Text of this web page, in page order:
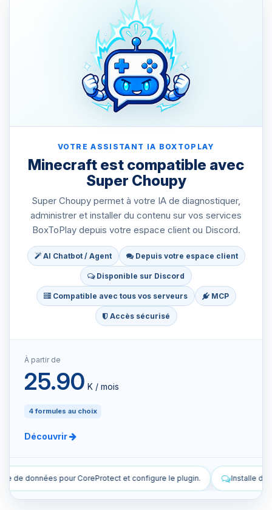
VOTRE ASSISTANT IA BOXTOPLAY
Minecraft est compatible avec
Super Choupy
Super Choupy permet à votre IA de diagnostiquer,
administrer et installer du contenu sur vos services
BoxToPlay depuis votre espace client ou Discord.
AI Chatbot / Agent Depuis votre espace client
Disponible sur Discord
Compatible avec tous vos serveurs MCP
Accès sécurisé
À partir de
25.90 K / mois
4 formules au choix
Découvrir
le plugin. Installe des plugins pour améliorer mon serveur.